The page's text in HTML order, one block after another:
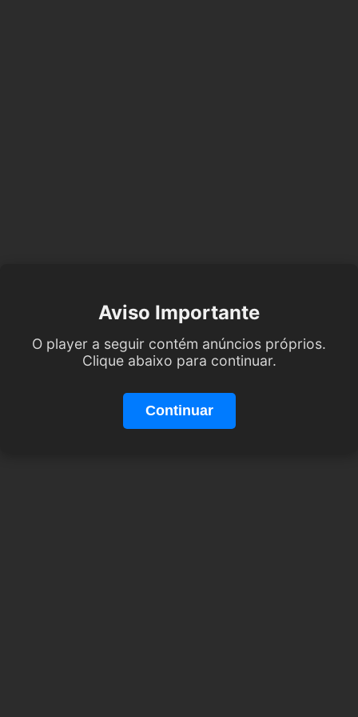
Aviso Importante
O player a seguir contém anúncios próprios.
Clique abaixo para continuar.
Continuar